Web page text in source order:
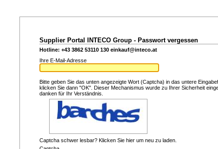
Supplier Portal INTECO Group - Passwort vergessen
Hotline: +43 3862 53110 130 einkauf@inteco.at
Ihre E-Mail-Adresse
Bitte geben Sie das unten angezeigte Wort (Captcha) in das untere
klicken Sie dann "OK". Dieser Mechanismus wurde zu Ihrer Sicherheit
danken für Ihr Verständnis.
Captcha schwer lesbar? Klicken Sie hier um neu zu laden.